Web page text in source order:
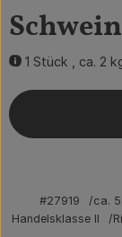
Süßes &
Catering
1 Stück , ca. 2
#27919 ca.
Handelsklasse II